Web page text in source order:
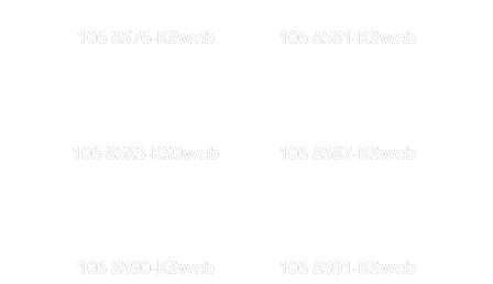
106 8576-KSweb 106 8581-KSweb
106 8583-KS0web 106 8587-KSweb
106 8590-KSweb 106 8591-KSweb